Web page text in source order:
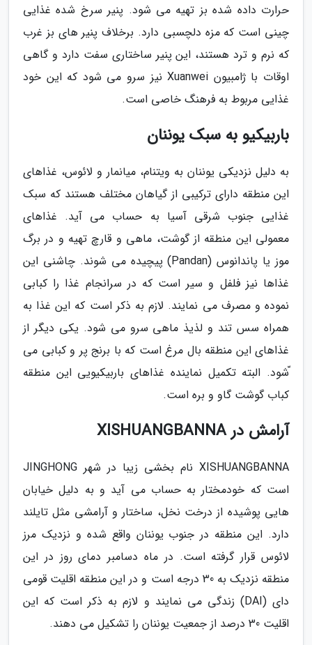
حرارت داده شده بز تهیه می شود. پنیر سرخ شده غذایی
چینی است که مزه دلچسبی دارد. برخلاف پنیر های بز غرب
که نرم و ترد هستند، این پنیر ساختاری سفت دارد و گاهی
اوقات با ژامبیون Xuanwei نیز سرو می شود که این خود
غذایی مربوط به فرهنگ خاصی است.
باربیکیو به سبک یوننان
به دلیل نزدیکی یوننان به ویتنام، میانمار و لائوس، غذاهای
این منطقه دارای ترکیبی از گیاهان مختلف هستند که سبک
غذایی جنوب شرقی آسیا به حساب می آید. غذاهای
معمولی این منطقه از گوشت، ماهی و قارچ تهیه و در برگ
موز یا پاندانوس (Pandan) پیچیده می شوند. چاشنی این
غذاها نیز فلفل و سیر است که در سرانجام غذا را کبابی
نموده و مصرف می نمایند. لازم به ذکر است که این غذا به
همراه سس تند و لذیذ ماهی سرو می شود. یکی دیگر از
غذاهای این منطقه بال مرغ است که با برنج پر و کبابی می
ّشود. البته تکمیل نماینده غذاهای باربیکیویی این منطقه
کباب گوشت گاو و بره است.
آرامش در XISHUANGBANNA
XISHUANGBANNA نام بخشی زیبا در شهر JINGHONG
است که خودمختار به حساب می آید و به دلیل خیابان
هایی پوشیده از درخت نخل، ساختار و آرامشی مثل تایلند
دارد. این منطقه در جنوب یوننان واقع شده و نزدیک مرز
لائوس قرار گرفته است. در ماه دسامبر دمای روز در این
منطقه نزدیک به 30 درجه است و در این منطقه اقلیت قومی
دای (DAI) زندگی می نمایند و لازم به ذکر است که این
اقلیت 30 درصد از جمعیت یوننان را تشکیل می دهند.